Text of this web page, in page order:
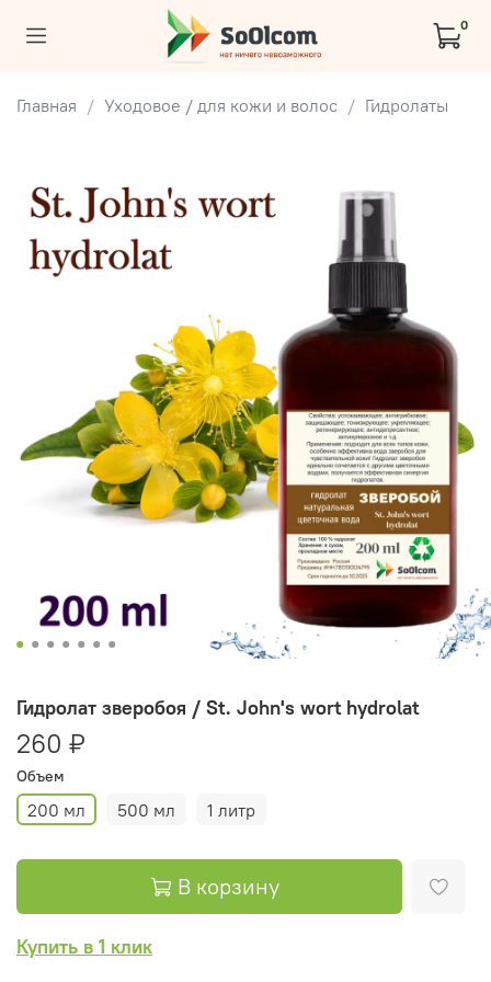
0
Главная Уходовое / для кожи и волос Гидролаты
Гидролат зверобоя / St. John's wort hydrolat
260 ₽
Объем
200 мл 500 мл 1 литр
В корзину
Купить в 1 клик